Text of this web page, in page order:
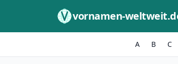
vornamen-
A B C